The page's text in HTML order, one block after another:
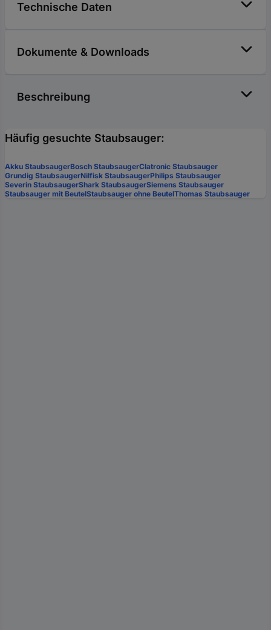
Technische Daten
Dokumente & Downloads
Beschreibung
Häufig gesuchte Staubsauger:
Akku StaubsaugerBosch StaubsaugerClatronic Staubsauger
Grundig StaubsaugerNilfisk StaubsaugerPhilips Staubsauger
Severin StaubsaugerShark StaubsaugerSiemens Staubsauger
Staubsauger mit BeutelStaubsauger ohne BeutelThomas Staubsauger